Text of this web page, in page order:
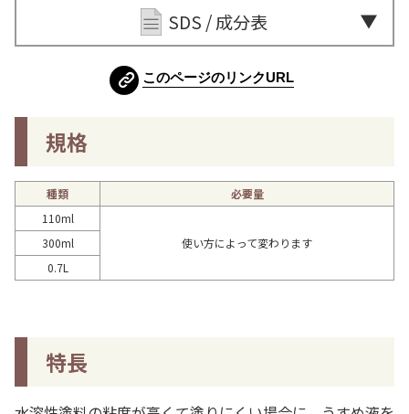
SDS / 成分表
このページのリンクURL
規格
種類
必要量
110ml
使い方によって変わります
300ml
0.7L
特長